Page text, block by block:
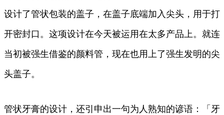
设计了管状包装的盖子，在盖子底端加入尖头，用于打
开密封口。这项设计在今天被运用在太多产品上。就连
当初被强生借鉴的颜料管，现在也用上了强生发明的尖
头盖子。
管状牙膏的设计，还引申出一句为人熟知的谚语：「牙